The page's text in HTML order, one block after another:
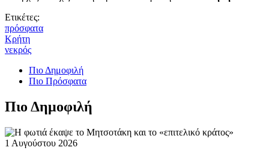
Ετικέτες:
πρόσφατα
Κρήτη
νεκρός
Πιο Δημοφιλή
Πιο Πρόσφατα
Πιο Δημοφιλή
1 Αυγούστου 2026